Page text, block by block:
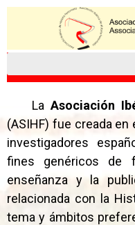
La Asociación
(ASIHF) fue creada
investigadores
fines genéricos de
enseñanza y la
relacionada con la
tema y ámbitos